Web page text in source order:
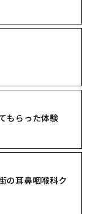
もらった体験
の耳鼻咽喉科ク